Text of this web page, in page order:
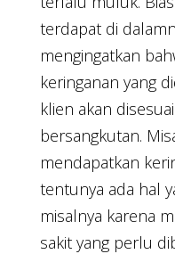
terdapat di
mengingatkan
keringanan yang
klien akan
bersangkutan.
mendapatkan
tentunya ada hal
misalnya karena
sakit yang perlu